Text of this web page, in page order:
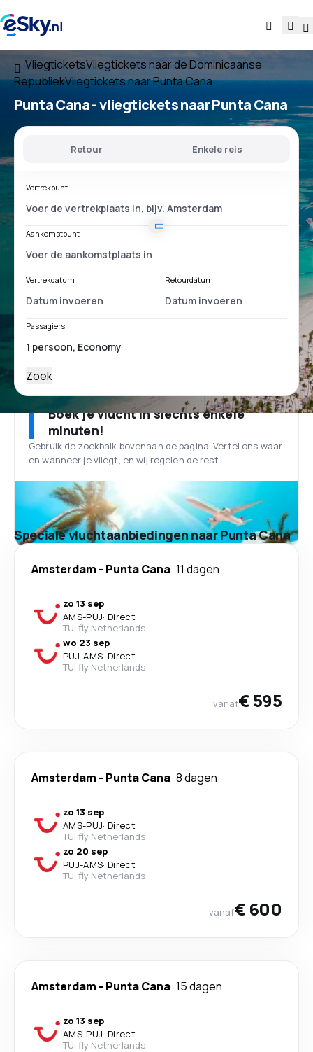
VliegticketsVliegtickets naar de Dominicaanse
RepubliekVliegtickets naar Punta Cana
Punta Cana - vliegtickets naar Punta Cana
Retour Enkele reis
Vertrekpunt
Aankomstpunt
Vertrekdatum Retourdatum
Passagiers
Zoek
Boek je vlucht in slechts enkele
minuten!
Gebruik de zoekbalk bovenaan de pagina. Vertel ons waar
en wanneer je vliegt, en wij regelen de rest.
Speciale vluchtaanbiedingen naar Punta Cana
Amsterdam - Punta Cana 11 dagen
zo 13 sep
AMS-PUJ· Direct
TUI fly Netherlands
wo 23 sep
PUJ-AMS· Direct
TUI fly Netherlands
vanaf€ 595
Amsterdam - Punta Cana 8 dagen
zo 13 sep
AMS-PUJ· Direct
TUI fly Netherlands
zo 20 sep
PUJ-AMS· Direct
TUI fly Netherlands
vanaf€ 600
Amsterdam - Punta Cana 15 dagen
zo 13 sep
AMS-PUJ· Direct
TUI fly Netherlands